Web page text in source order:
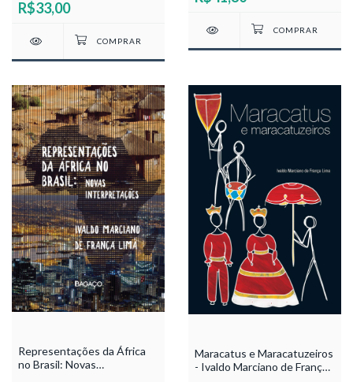
R$33,00
Representações da África
no Brasil: Novas
Maracatus e Maracatuzeiros
- Ivaldo Marciano de França